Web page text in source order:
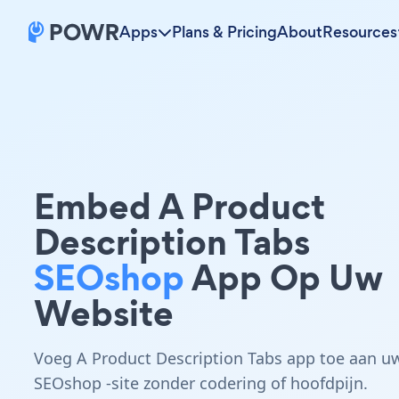
Apps Plans & PricingAboutResources
Embed A Product
Description Tabs
SEOshopApp Op Uw
Website
Voeg A Product Description Tabs app toe aan
SEOshop -site zonder codering of hoofdpijn.